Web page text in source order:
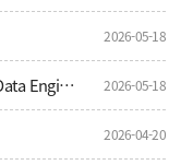
2026-05-18
[패스오더] 데이터 엔지니어 (Growth Data Engineer), 부산 2026-05-18
2026-04-20